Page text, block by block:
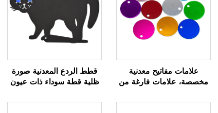
علامات مفاتيح معدنية
مخصصة، علامات فارغة من
شعار محفور مخصص
قطط الردع المعدنية صورة
ظلية قطة سوداء ذات عيون